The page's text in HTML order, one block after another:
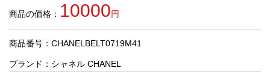
人
気
商
商品の価格： 10000円
商品番号：CHANELBELT0719M41
ブランド： シャネル CHANEL